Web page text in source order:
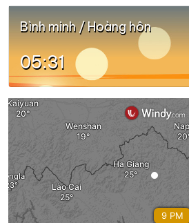
Bình minh / Hoàng hôn
05:31